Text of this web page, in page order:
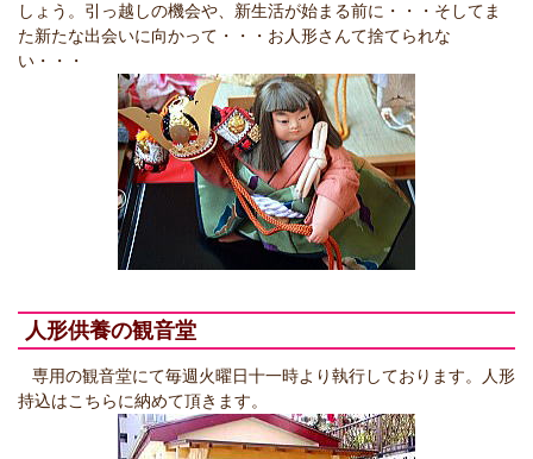
しょう。引っ越しの機会や、新生活が始まる前に・・・そしてま
た新たな出会いに向かって・・・お人形さんて捨てられな
い・・・
人形供養の観音堂
専用の観音堂にて毎週火曜日十一時より執行しております。人形
持込はこちらに納めて頂きます。